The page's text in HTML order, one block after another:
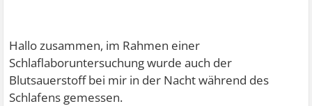
Hallo zusammen, im Rahmen einer
Schlaflaboruntersuchung wurde auch der
Blutsauerstoff bei mir in der Nacht während des
Schlafens gemessen.